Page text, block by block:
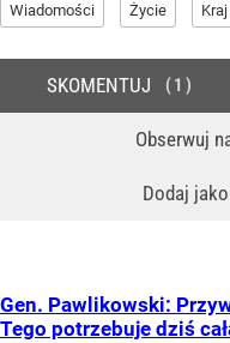
Wiadomości Życie Kraj
Obserwuj
Dodaj jako
SKOMENTUJ 1
Gen. Pawlikowski:
Tego potrzebuje dziś